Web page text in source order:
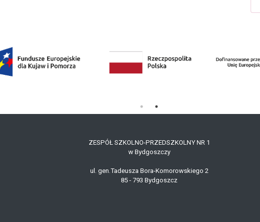
ZESPÓŁ SZKOLNO-PRZEDSZKOLNY NR 1
w Bydgoszczy
ul. gen.Tadeusza Bora-Komorowskiego 2
85 - 793 Bydgoszcz